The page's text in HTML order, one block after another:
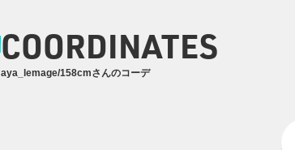
COORDINATES
aya_lemage/158cmさんのコーデ